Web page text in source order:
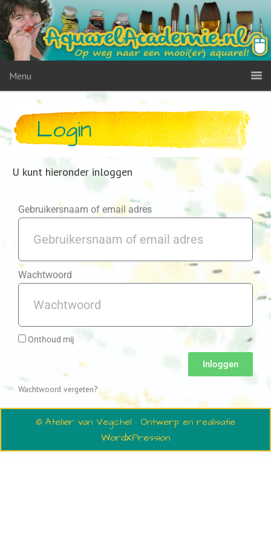
Menu
Login
U kunt hieronder inloggen
Gebruikersnaam of email adres
Wachtwoord
Onthoud mij
Inloggen
Wachtwoord vergeten?
© Atelier van Vegchel · Ontwerp en realisatie
WordXPression